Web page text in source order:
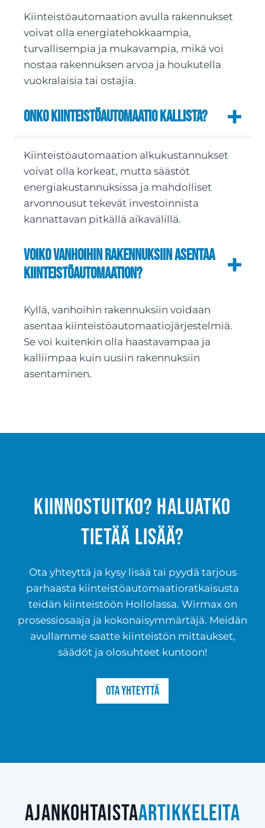
Kiinteistöautomaation avulla rakennukset
voivat olla energiatehokkaampia,
turvallisempia ja mukavampia, mikä voi
nostaa rakennuksen arvoa ja houkutella
vuokralaisia tai ostajia.
Onko kiinteistöautomaatio kallista?
Kiinteistöautomaation alkukustannukset
voivat olla korkeat, mutta säästöt
energiakustannuksissa ja mahdolliset
arvonnousut tekevät investoinnista
kannattavan pitkällä aikavälillä.
Voiko vanhoihin rakennuksiin asentaa
kiinteistöautomaation?
Kyllä, vanhoihin rakennuksiin voidaan
asentaa kiinteistöautomaatiojärjestelmiä.
Se voi kuitenkin olla haastavampaa ja
kalliimpaa kuin uusiin rakennuksiin
asentaminen.
Kiinnostuitko? Haluatko
tietää lisää?
Ota yhteyttä ja kysy lisää tai pyydä tarjous
parhaasta kiinteistöautomaatioratkaisusta
teidän kiinteistöön Hollolassa. Wirmax on
prosessiosaaja ja kokonaisymmärtäjä. Meidän
avullamme saatte kiinteistön mittaukset,
säädöt ja olosuhteet kuntoon!
Ota yhteyttä
Ajankohtaistaartikkeleita